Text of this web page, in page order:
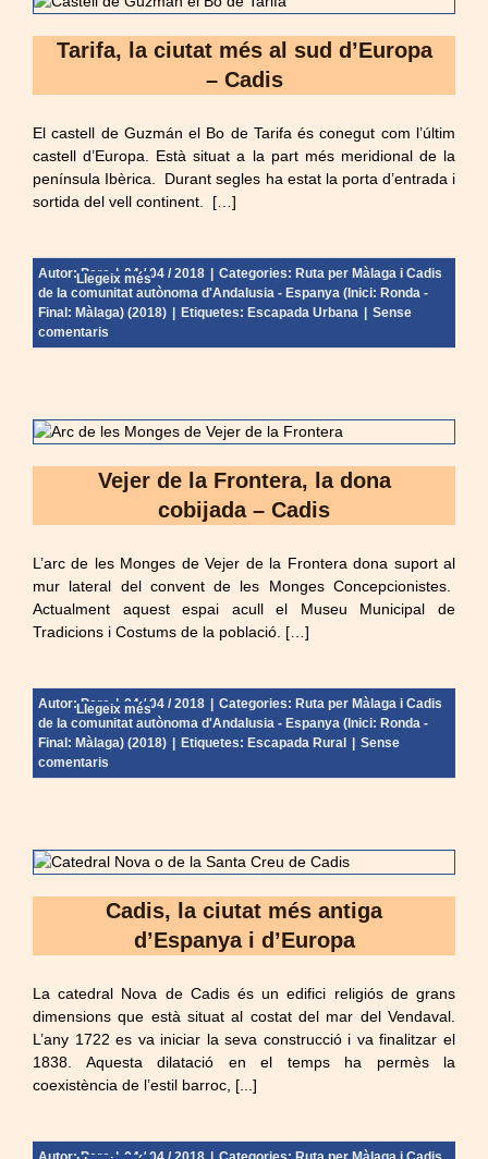
Tarifa, la ciutat més al sud d’Europa
– Cadis
El castell de Guzmán el Bo de Tarifa és conegut com l’últim
castell d’Europa. Està situat a la part més meridional de la
península Ibèrica. Durant segles ha estat la porta d’entrada i
sortida del vell continent. […]
Autor:Pere | 04 / 04 / 2018 Categories: Ruta per Màlaga i Cadis
de la comunitat autònoma d'Andalusia - Espanya (Inici: Ronda -
Final: Màlaga) (2018)
Etiquetes: Escapada Urbana
Sense
comentaris
Llegeix més
Vejer de la Frontera, la dona
cobijada – Cadis
L’arc de les Monges de Vejer de la Frontera dona suport al
mur lateral del convent de les Monges Concepcionistes.
Actualment aquest espai acull el Museu Municipal de
Tradicions i Costums de la població. […]
Autor:Pere | 04 / 04 / 2018 Categories: Ruta per Màlaga i Cadis
de la comunitat autònoma d'Andalusia - Espanya (Inici: Ronda -
Final: Màlaga) (2018)
Etiquetes: Escapada Rural
Sense
comentaris
Llegeix més
Cadis, la ciutat més antiga
d’Espanya i d’Europa
La catedral Nova de Cadis és un edifici religiós de grans
dimensions que està situat al costat del mar del Vendaval.
L’any 1722 es va iniciar la seva construcció i va finalitzar el
1838. Aquesta dilatació en el temps ha permès la
coexistència de l’estil barroc, [...]